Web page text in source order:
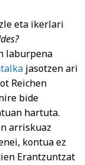
eta ikerlari
laburpena
jasotzen ari
Reichen
bide
hartuta.
arriskuaz
kontua ez
Erantzuntzat